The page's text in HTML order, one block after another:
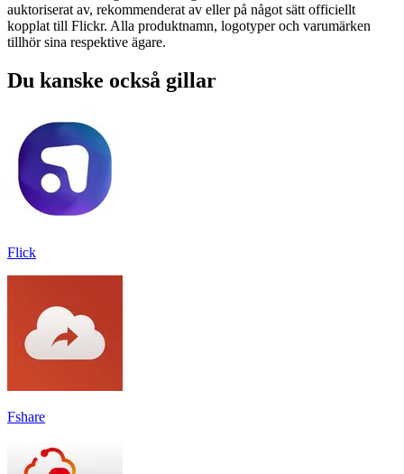
auktoriserat av, rekommenderat av eller på något sätt officiellt
kopplat till Flickr. Alla produktnamn, logotyper och varumärken
tillhör sina respektive ägare.
Du kanske också gillar
Flick
Fshare